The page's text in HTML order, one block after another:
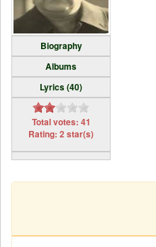
Biography
Albums
Lyrics (40)
Total votes: 41
Rating: 2 star(s)